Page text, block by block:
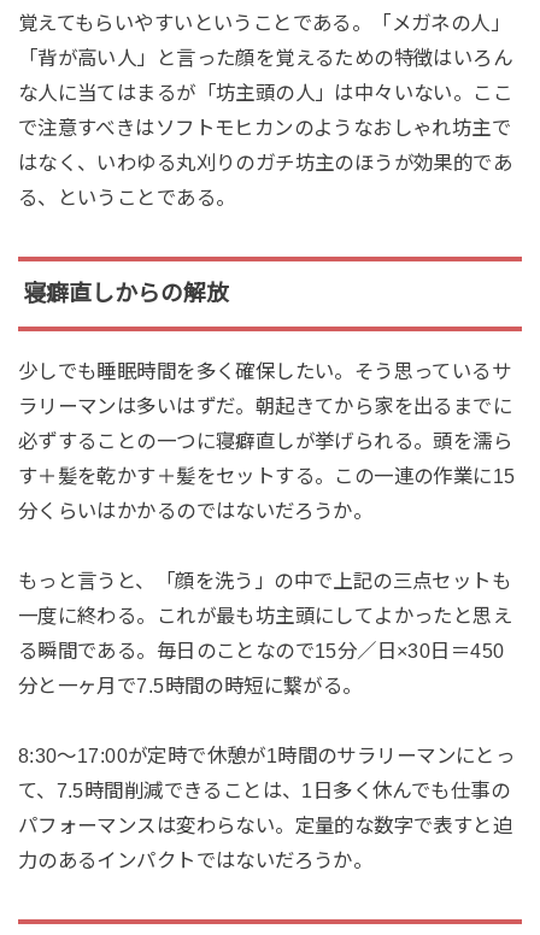
覚えてもらいやすいということである。「メガネの人」
「背が高い人」と言った顔を覚えるための特徴はいろん
な人に当てはまるが「坊主頭の人」は中々いない。ここ
で注意すべきはソフトモヒカンのようなおしゃれ坊主で
はなく、いわゆる丸刈りのガチ坊主のほうが効果的であ
る、ということである。
寝癖直しからの解放
少しでも睡眠時間を多く確保したい。そう思っているサ
ラリーマンは多いはずだ。朝起きてから家を出るまでに
必ずすることの一つに寝癖直しが挙げられる。頭を濡ら
す＋髪を乾かす＋髪をセットする。この一連の作業に15
分くらいはかかるのではないだろうか。
もっと言うと、「顔を洗う」の中で上記の三点セットも
一度に終わる。これが最も坊主頭にしてよかったと思え
る瞬間である。毎日のことなので15分／日×30日＝450
分と一ヶ月で7.5時間の時短に繋がる。
8:30〜17:00が定時で休憩が1時間のサラリーマンにとっ
て、7.5時間削減できることは、1日多く休んでも仕事の
パフォーマンスは変わらない。定量的な数字で表すと迫
力のあるインパクトではないだろうか。